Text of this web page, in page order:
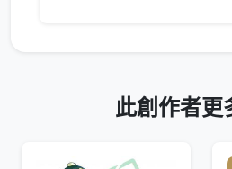
此創作者更